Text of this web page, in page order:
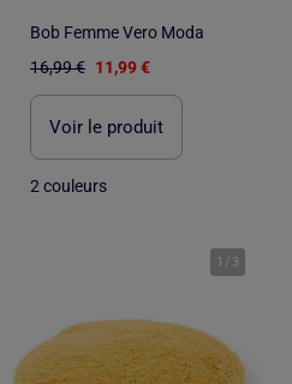
Bob Femme Vero Moda
16,99 € 11,99 €
Voir le produit
2 couleurs
1 / 3